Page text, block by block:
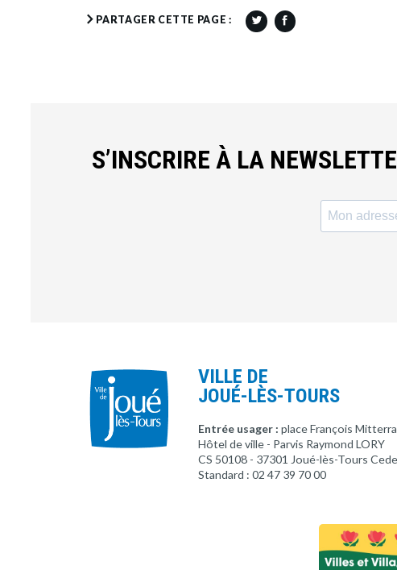
PARTAGER CETTE PAGE :
S’INSCRIRE À LA
VILLE DE
JOUÉ-LÈS-TOURS
Entrée usager : place François
Hôtel de ville - Parvis Raymond LORY
CS 50108 - 37301 Joué-lès-Tours
Standard : 02 47 39 70 00